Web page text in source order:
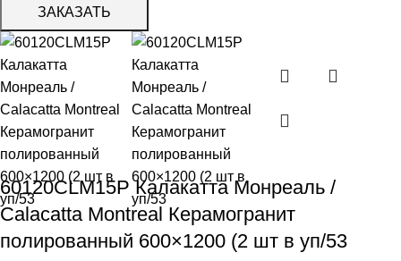
ЗАКАЗАТЬ
60120CLM15P Калакатта Монреаль /
Calacatta Montreal Керамогранит
полированный 600×1200 (2 шт в уп/53